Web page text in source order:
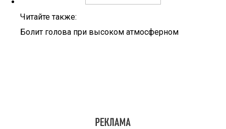
Читайте также:
Болит голова при высоком атмосферном